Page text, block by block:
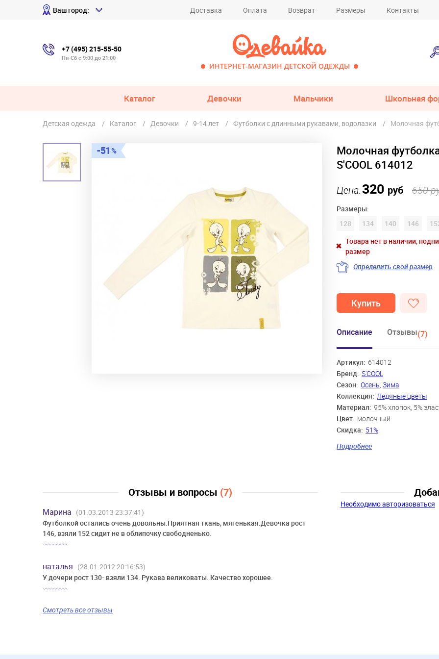
Ваш город: Доставка Оплата Возврат Размеры Контакты
+7 (495) 215-55-50
Пн-Сб с 9:00 до 21:00
ИНТЕРНЕТ-МАГАЗИН ДЕТСКОЙ ОДЕЖДЫ
Каталог Девочки Мальчики Школьная
Детская одежда Каталог Девочки 9-14 лет Футболки с длинными рукавами, водолазки Молочная
51
Молочная
S'COOL 614012
Цена:320 руб 650
Размеры:
128
134 140 146
Товара нет в наличии,
размер
Определить свой размер
Купить
Описание Отзывы(7)
Артикул: 614012
Бренд: S'COOL
Сезон: Осень, Зима
Коллекция: Ледяные цветы
Материал: 95% хлопок, 5%
Цвет: молочный
Скидка: 51%
Девочки
Возраст: 8 лет, 9 лет, 10 лет,
Подробнее
Отзывы и вопросы (7)
Марина (01.03.2013 23:37:41)
Футболкой остались очень довольны.Приятная ткань, мягенькая.Девочка рост
146, взяли 152 сидит не в облипочку свободненько.
наталья (28.01.2012 20:16:53)
У дочери рост 130- взяли 134. Рукава великоваты. Качество хорошее.
Смотреть все отзывы
Необходимо авторизоваться